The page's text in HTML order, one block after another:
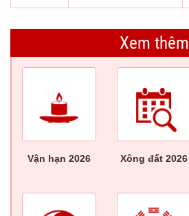
Xem thêm
Vận hạn 2026 Xông đất 2026